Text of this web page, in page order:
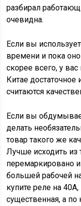
разбирал
очевидна.
Если вы
времени и пока оно
скорее всего, у
Китае
считаются
Если вы
делать
товар такого же
Лучше исходить из
перемаркировано
большей рабочей
купите реле на
существенная, а по